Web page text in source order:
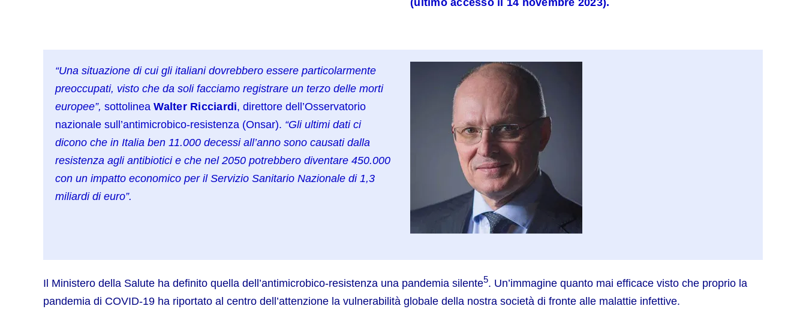
“Una situazione di cui gli italiani dovrebbero essere particolarmente
preoccupati, visto che da soli facciamo registrare un terzo delle morti
europee”, sottolinea Walter Ricciardi, direttore dell’Osservatorio
nazionale sull’antimicrobico-resistenza (Onsar). “Gli ultimi dati ci
dicono che in Italia ben 11.000 decessi all’anno sono causati dalla
resistenza agli antibiotici e che nel 2050 potrebbero diventare 450.000
con un impatto economico per il Servizio Sanitario Nazionale di 1,3
miliardi di euro”.
Il Ministero della Salute ha definito quella dell’antimicrobico-resistenza una pandemia silente5. Un’immagine quanto mai efficace visto che proprio la
pandemia di COVID‐19 ha riportato al centro dell’attenzione la vulnerabilità globale della nostra società di fronte alle malattie infettive.